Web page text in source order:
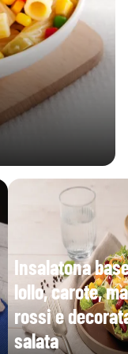
Insalatona
lollo, carote,
rossi e
salata